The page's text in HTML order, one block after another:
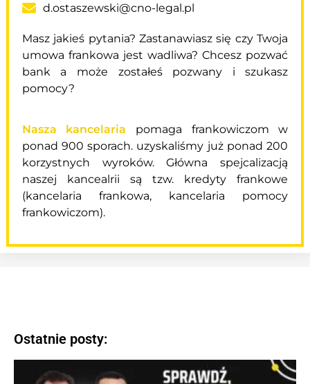
d.ostaszewski@cno-legal.pl
Masz jakieś pytania? Zastanawiasz się czy Twoja
umowa frankowa jest wadliwa? Chcesz pozwać
bank a może zostałeś pozwany i szukasz
pomocy?
Nasza kancelaria pomaga frankowiczom w
ponad 900 sporach. uzyskaliśmy już ponad 200
korzystnych wyroków. Główna spejcalizacją
naszej kancealrii są tzw. kredyty frankowe
(kancelaria frankowa, kancelaria pomocy
frankowiczom).
Ostatnie posty: